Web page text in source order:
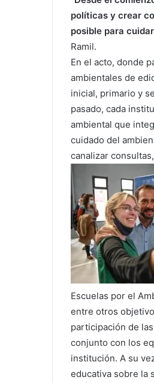
políticas y crear
posible para
Ramil.
En el acto, donde
ambientales de
inicial, primario y
pasado, cada
ambiental que
cuidado del
canalizar
Escuelas por el
entre otros
participación de
conjunto con los
institución. A su
educativa sobre la